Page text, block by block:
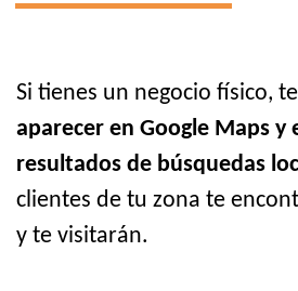
Si tienes un negocio físico,
aparecer en Google Maps y
resultados de búsquedas
clientes de tu zona te
y te visitarán.